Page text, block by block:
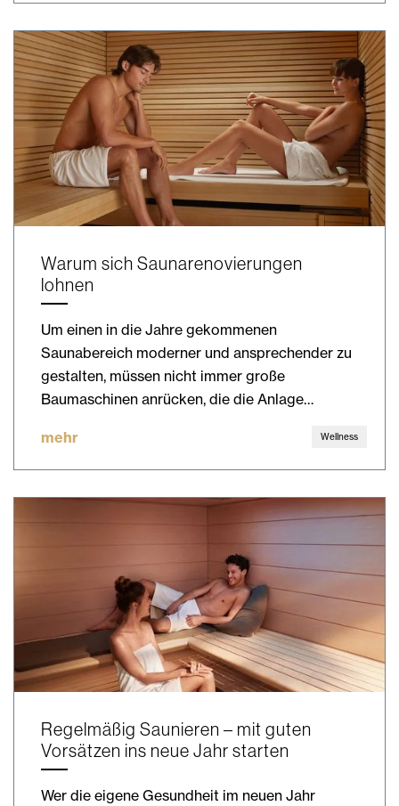
Warum sich Saunarenovierungen
lohnen
Um einen in die Jahre gekommenen
Saunabereich moderner und ansprechender zu
gestalten, müssen nicht immer große
Baumaschinen anrücken, die die Anlage…
mehr Wellness
Regelmäßig Saunieren – mit guten
Vorsätzen ins neue Jahr starten
Wer die eigene Gesundheit im neuen Jahr